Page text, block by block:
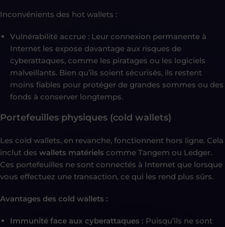
Inconvénients des hot wallets :
Vulnérabilité accrue : Leur connexion permanente à
Internet les expose davantage aux risques de
cyberattaques, comme les piratages ou les logiciels
malveillants. Bien qu’ils soient sécurisés, ils restent
moins fiables pour protéger de grandes sommes ou des
fonds à conserver longtemps.
Portefeuilles physiques (cold wallets)
Les cold wallets, en revanche, fonctionnent hors ligne. Cela
inclut des wallets matériels comme Tangem ou Ledger.
Ces portefeuilles ne sont connectés à Internet que lorsque
vous effectuez une transaction, ce qui les rend plus sûrs.
Avantages des cold wallets :
Immunité face aux cyberattaques : Puisqu’ils ne sont